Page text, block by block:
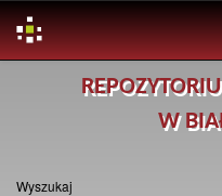
W
Wyszukaj